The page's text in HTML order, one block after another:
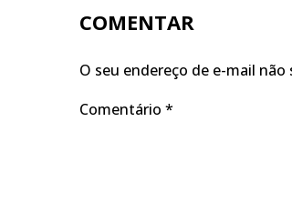
COMENTAR
O seu endereço de e-mail não
Comentário *